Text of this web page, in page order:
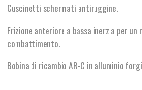
Cuscinetti schermati antiruggine.
Frizione anteriore a bassa inerzia per un
combattimento.
Bobina di ricambio AR-C in alluminio